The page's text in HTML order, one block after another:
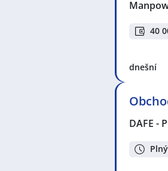
40
dnešní
DAFE -